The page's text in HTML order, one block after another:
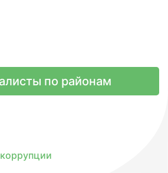
по районам